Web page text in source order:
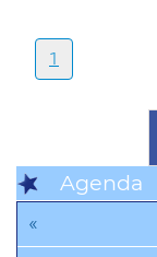
1
Agenda
«